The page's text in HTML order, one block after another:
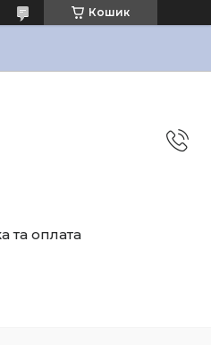
Кошик
та оплата